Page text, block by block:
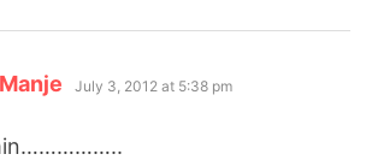
says:
July 3, 2012 at 5:38 pm